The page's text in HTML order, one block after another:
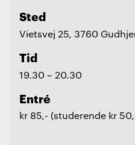
Sted
Vietsvej 25, 3760
Tid
19.30 – 20.30
Entré
kr 85,- (studerende kr